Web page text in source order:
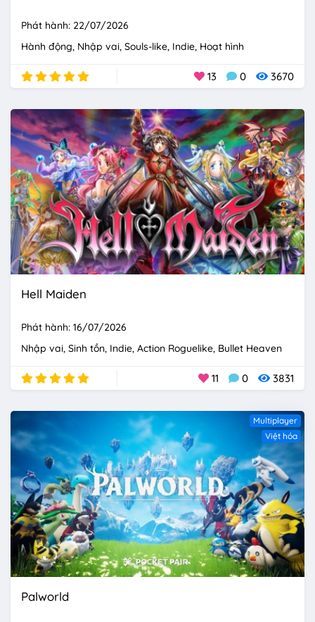
Phát hành: 22/07/2026
Hành động Nhập vai Souls-like Indie Hoạt hình
13 0 3670
Hell Maiden
Phát hành: 16/07/2026
Nhập vai Sinh tồn Indie Action Roguelike Bullet Heaven
11 0 3831
Multiplayer
Việt hóa
Palworld